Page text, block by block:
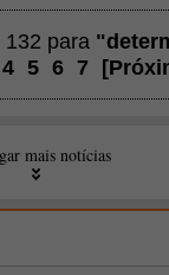
para
4 5 6 7 [
mais notícias